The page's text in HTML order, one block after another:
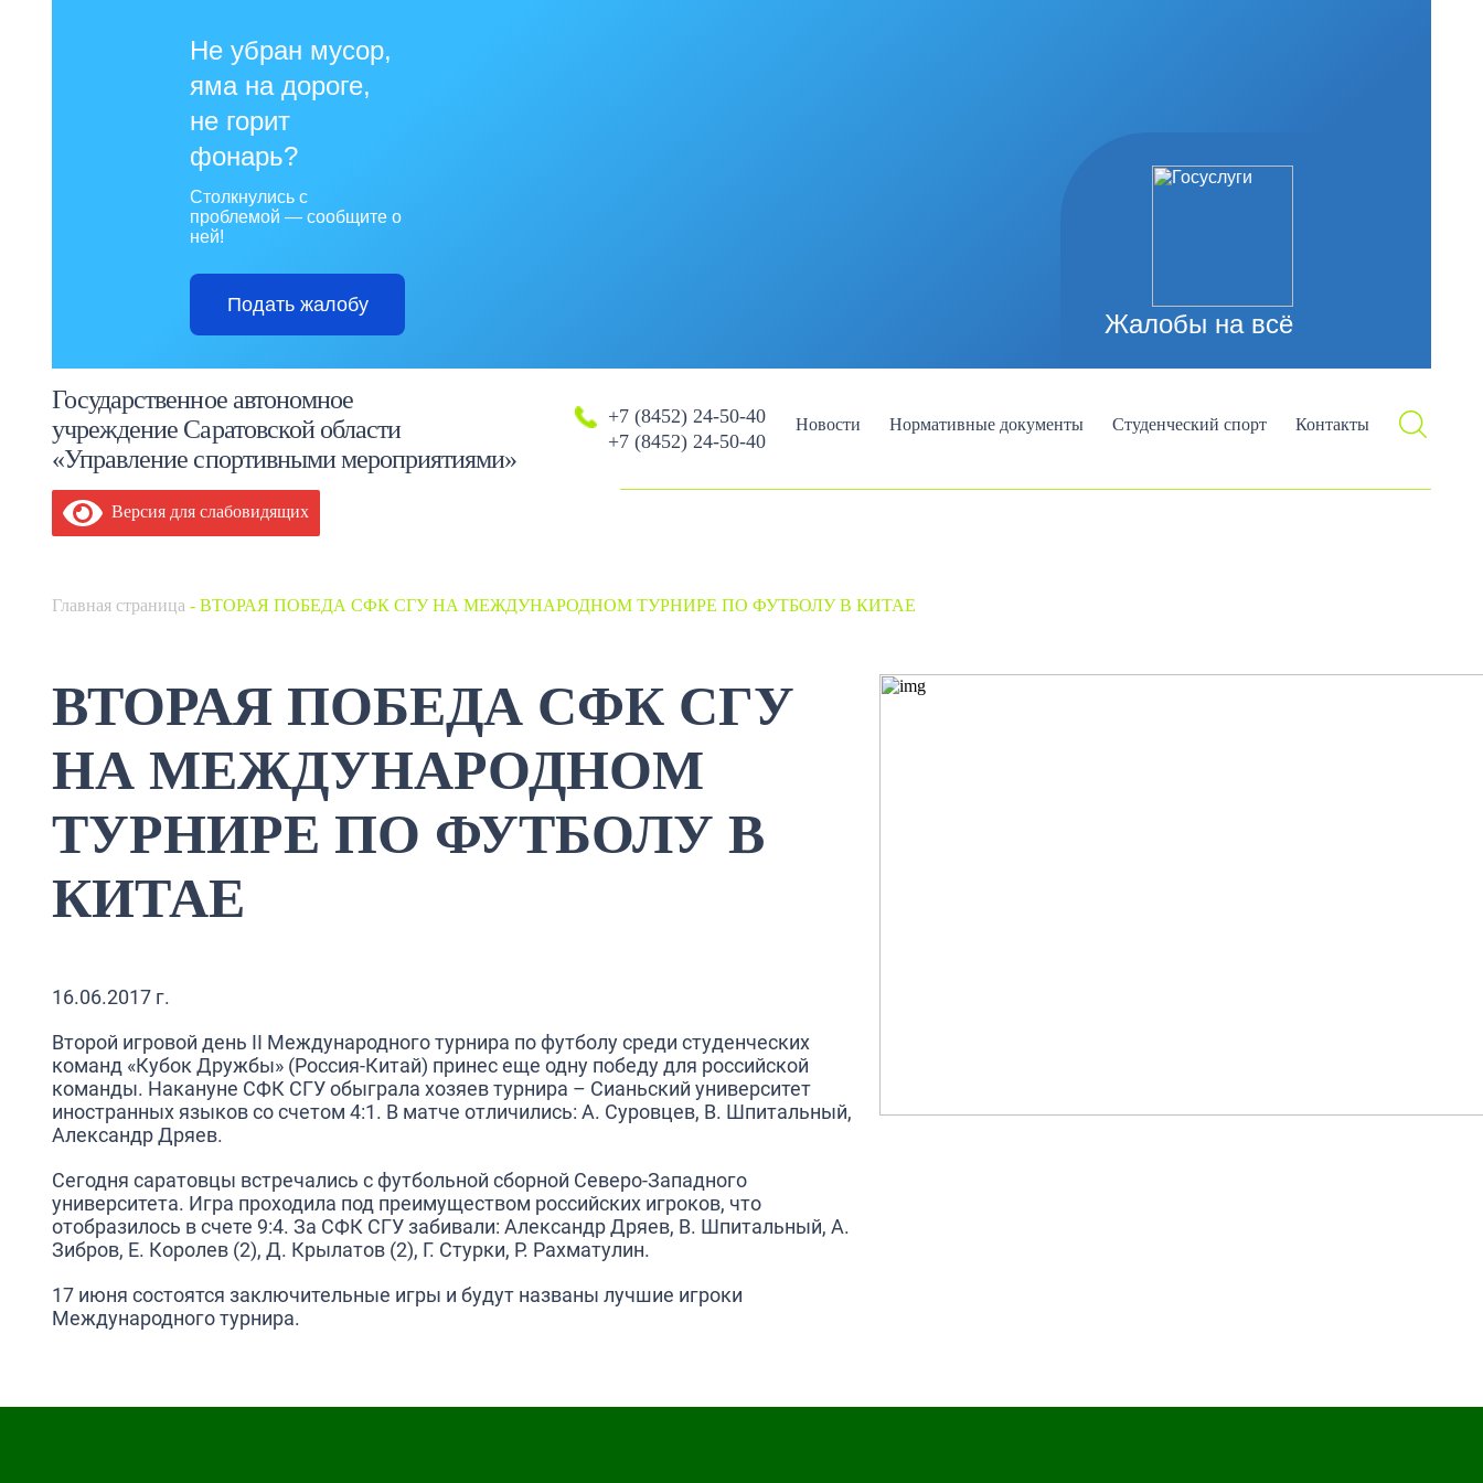
Жалобы на всё
Не убран мусор,
яма на дороге,
не горит
фонарь?
Столкнулись с
проблемой — сообщите о
ней!
Подать жалобу
Государственное автономное
учреждение Саратовской области
«Управление спортивными мероприятиями»
+7 (8452) 24-50-40
+7 (8452) 24-50-40
Новости Нормативные документы Студенческий спорт Контакты
Версия для слабовидящих
Главная страница - ВТОРАЯ ПОБЕДА СФК СГУ НА МЕЖДУНАРОДНОМ ТУРНИРЕ ПО ФУТБОЛУ В КИТАЕ
ВТОРАЯ ПОБЕДА СФК СГУ
НА МЕЖДУНАРОДНОМ
ТУРНИРЕ ПО ФУТБОЛУ В
КИТАЕ
16.06.2017 г.
Второй игровой день II Международного турнира по футболу среди студенческих
команд «Кубок Дружбы» (Россия-Китай) принес еще одну победу для российской
команды. Накануне СФК СГУ обыграла хозяев турнира – Сианьский университет
иностранных языков со счетом 4:1. В матче отличились: А. Суровцев, В. Шпитальный,
Александр Дряев.
Сегодня саратовцы встречались с футбольной сборной Северо-Западного
университета. Игра проходила под преимуществом российских игроков, что
отобразилось в счете 9:4. За СФК СГУ забивали: Александр Дряев, В. Шпитальный, А.
Зибров, Е. Королев (2), Д. Крылатов (2), Г. Стурки, Р. Рахматулин.
17 июня состоятся заключительные игры и будут названы лучшие игроки
Международного турнира.